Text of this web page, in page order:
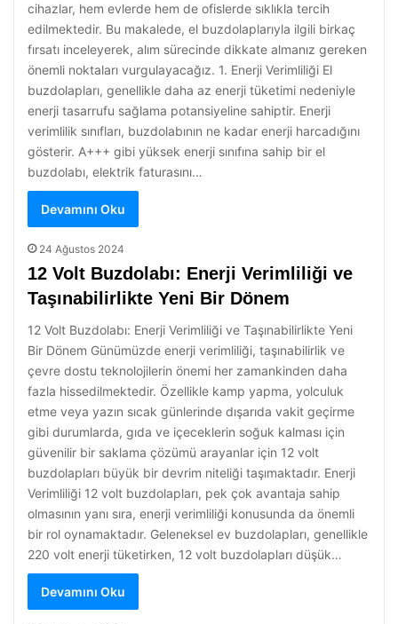
cihazlar, hem evlerde hem de ofislerde sıklıkla tercih
edilmektedir. Bu makalede, el buzdolaplarıyla ilgili birkaç
fırsatı inceleyerek, alım sürecinde dikkate almanız gereken
önemli noktaları vurgulayacağız. 1. Enerji Verimliliği El
buzdolapları, genellikle daha az enerji tüketimi nedeniyle
enerji tasarrufu sağlama potansiyeline sahiptir. Enerji
verimlilik sınıfları, buzdolabının ne kadar enerji harcadığını
gösterir. A+++ gibi yüksek enerji sınıfına sahip bir el
buzdolabı, elektrik faturasını…
Devamını Oku
24 Ağustos 2024
12 Volt Buzdolabı: Enerji Verimliliği ve
Taşınabilirlikte Yeni Bir Dönem
12 Volt Buzdolabı: Enerji Verimliliği ve Taşınabilirlikte Yeni
Bir Dönem Günümüzde enerji verimliliği, taşınabilirlik ve
çevre dostu teknolojilerin önemi her zamankinden daha
fazla hissedilmektedir. Özellikle kamp yapma, yolculuk
etme veya yazın sıcak günlerinde dışarıda vakit geçirme
gibi durumlarda, gıda ve içeceklerin soğuk kalması için
güvenilir bir saklama çözümü arayanlar için 12 volt
buzdolapları büyük bir devrim niteliği taşımaktadır. Enerji
Verimliliği 12 volt buzdolapları, pek çok avantaja sahip
olmasının yanı sıra, enerji verimliliği konusunda da önemli
bir rol oynamaktadır. Geleneksel ev buzdolapları, genellikle
220 volt enerji tüketirken, 12 volt buzdolapları düşük…
Devamını Oku